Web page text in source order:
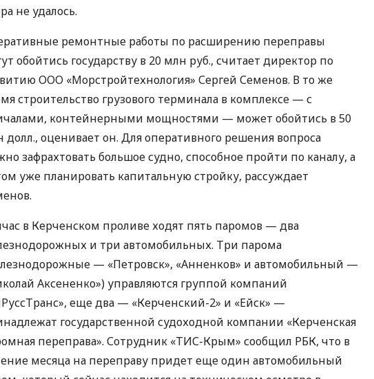
не удалось.
ремонтные работы по расширению переправы
обойтись государству в 20 млн руб., считает директор по
ООО «Морстройтехнология» Сергей Семенов. В то же
строительство грузового терминала в комплексе — с
контейнерными мощностями — может обойтись в 50
долл., оценивает он. Для оперативного решения вопроса
зафрахтовать большое судно, способное пройти по каналу, а
уже планировать капитальную стройку, рассуждает
в Керченском проливе ходят пять паромов — два
и три автомобильных. Три парома
— «Петровск», «Анненков» и автомобильный —
Аксененко») управляются группой компаний
еще два — «Керченский-2» и «Ейск» —
государственной судоходной компании «Керченская
переправа». Сотрудник «ТИС-Крым» сообщил РБК, что в
месяца на переправу придет еще один автомобильный